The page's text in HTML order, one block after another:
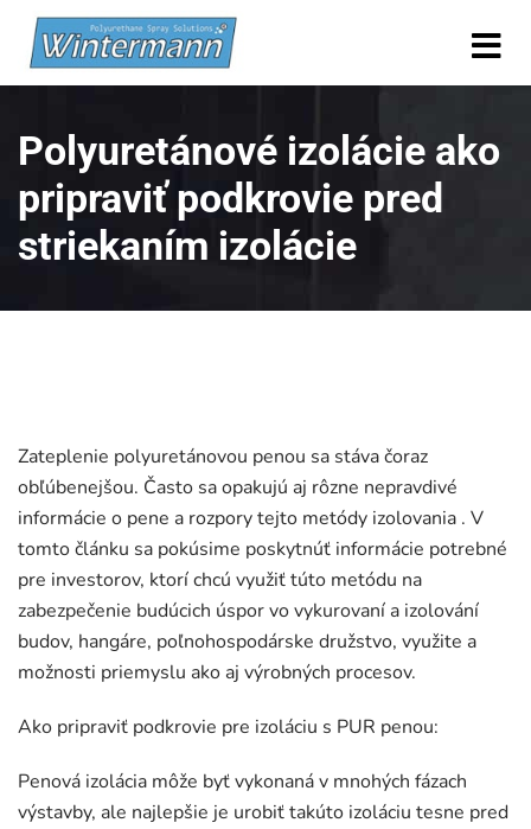
Polyuretánové izolácie ako
pripraviť podkrovie pred
striekaním izolácie
Zateplenie polyuretánovou penou sa stáva čoraz
obľúbenejšou. Často sa opakujú aj rôzne nepravdivé
informácie o pene a rozpory tejto metódy izolovania . V
tomto článku sa pokúsime poskytnúť informácie potrebné
pre investorov, ktorí chcú využiť túto metódu na
zabezpečenie budúcich úspor vo vykurovaní a izolování
budov, hangáre, poľnohospodárske družstvo, využite a
možnosti priemyslu ako aj výrobných procesov.
Ako pripraviť podkrovie pre izoláciu s PUR penou:
Penová izolácia môže byť vykonaná v mnohých fázach
výstavby, ale najlepšie je urobiť takúto izoláciu tesne pred